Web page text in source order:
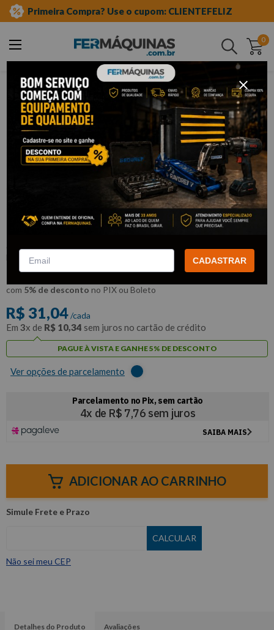
Primeira Compra? Use o cupom: CLIENTEFELIZ
0
Buscar
ferramentas manuais
soquete tipo hexagonal
Chave Soquete Allen Longa 1/2" x 8
mm - KING TONY
:403508
KING TONY
R$29,49
com 5% de desconto no PIX ou Boleto
R$ 31,04/cada
Em 3x de R$ 10,34 sem juros no cartão de crédito
PAGUE À VISTA E GANHE 5% DE DESCONTO
Ver opções de parcelamento
ADICIONAR AO CARRINHO
Não sei meu CEP
Detalhes do Produto Avaliações
CADASTRAR